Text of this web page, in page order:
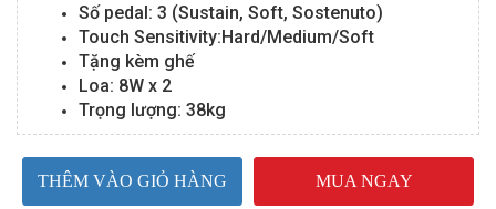
Số pedal: 3 (Sustain, Soft, Sostenuto)
Touch Sensitivity:Hard/Medium/Soft
Tặng kèm ghế
Loa: 8W x 2
Trọng lượng: 38kg
THÊM VÀO GIỎ HÀNG MUA NGAY